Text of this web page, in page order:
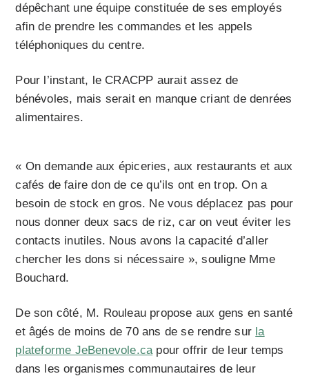
dépêchant une équipe constituée de ses employés
afin de prendre les commandes et les appels
téléphoniques du centre.
Pour l’instant, le CRACPP aurait assez de
bénévoles, mais serait en manque criant de denrées
alimentaires.
« On demande aux épiceries, aux restaurants et aux
cafés de faire don de ce qu’ils ont en trop. On a
besoin de stock en gros. Ne vous déplacez pas pour
nous donner deux sacs de riz, car on veut éviter les
contacts inutiles. Nous avons la capacité d’aller
chercher les dons si nécessaire », souligne Mme
Bouchard.
De son côté, M. Rouleau propose aux gens en santé
et âgés de moins de 70 ans de se rendre sur la
plateforme JeBenevole.capour offrir de leur temps
dans les organismes communautaires de leur